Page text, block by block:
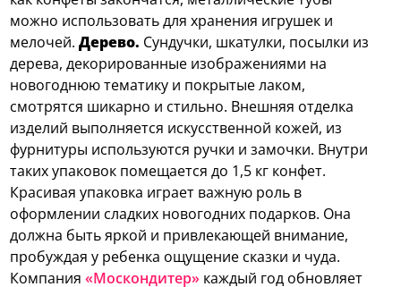
можно использовать для хранения игрушек и
мелочей.Дерево. Сундучки, шкатулки, посылки из
дерева, декорированные изображениями на
новогоднюю тематику и покрытые лаком,
смотрятся шикарно и стильно. Внешняя отделка
изделий выполняется искусственной кожей, из
фурнитуры используются ручки и замочки. Внутри
таких упаковок помещается до 1,5 кг конфет.
Красивая упаковка играет важную роль в
оформлении сладких новогодних подарков. Она
должна быть яркой и привлекающей внимание,
пробуждая у ребенка ощущение сказки и чуда.
Компания«Москондитер» каждый год обновляет